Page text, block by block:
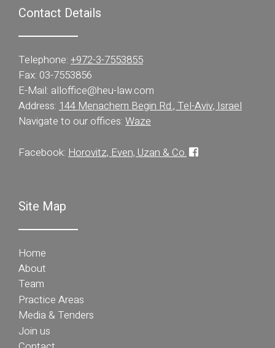
Contact Details
Telephone: +972-3-7553855
Fax: 03-7553856
E-Mail: alloffice@heu-law.com
Address: 144 Menachem Begin Rd., Tel-Aviv, Israel
Navigate to our offices: Waze
Facebook: Horovitz, Even, Uzan & Co.
Site Map
Home
About
Team
Practice Areas
Media & Tenders
Join us